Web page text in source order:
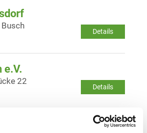
Details
e.V.
Details
22
Heppendorf/Umgeb.